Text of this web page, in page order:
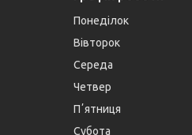
Понеділок
Вівторок
Середа
Четвер
Пʼятниця
Субота